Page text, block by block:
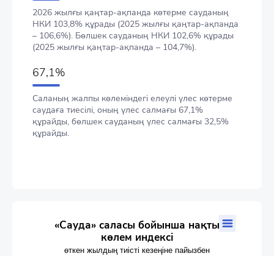
2026 жылғы қаңтар-ақпанда көтерме сауданың
НКИ 103,8% құрады (2025 жылғы қаңтар-ақпанда
– 106,6%). Бөлшек сауданың НКИ 102,6% құрады
(2025 жылғы қаңтар-ақпанда – 104,7%).
67,1%
Саланың жалпы көлеміндегі елеулі үлес көтерме
саудаға тиесілі, оның үлес салмағы 67,1%
құрайды, бөлшек сауданың үлес салмағы 32,5%
құрайды.
«Сауда» саласы бойынша нақты көлем индексі
Combination chart with 4 data series.
өткен жылдың тиісті кезеңіне пайызбен
«Сауда» саласы бойынша нақты
көлем индексі
өткен жылдың тиісті кезеңіне пайызбен